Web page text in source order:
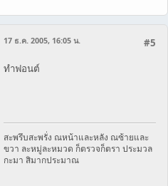
#5
17 ธ.ค. 2005, 16:05 น.
ทำฟอนต์
สะพรึบสะพรั่ง ณหน้าและหลัง ณซ้ายและ
ขวา ละหมู่ละหมวด ก็ตรวจก็ตรา ประมวล
กะมา สิมากประมาณ